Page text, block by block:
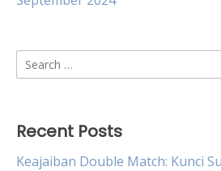
Search
for:
Recent Posts
Keajaiban Double Match: Kunci